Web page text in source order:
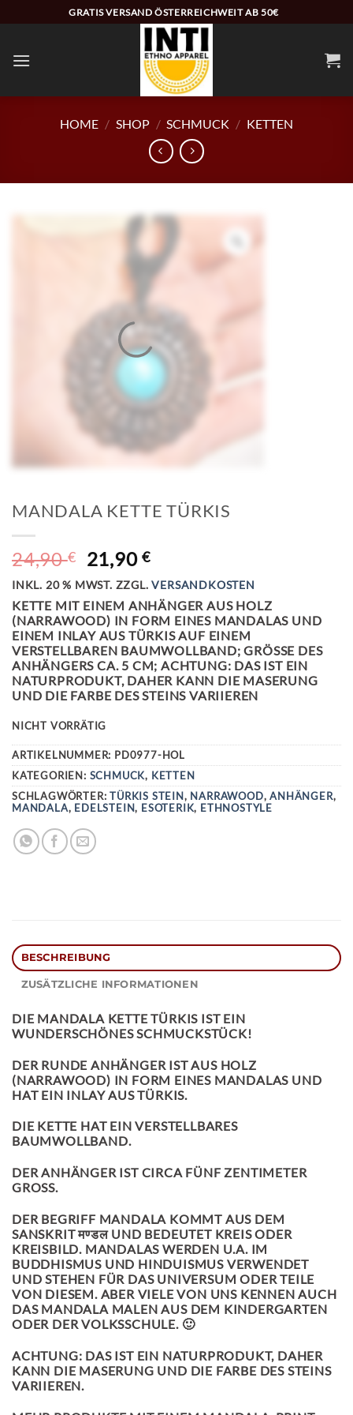
Inhalt
GRATIS VERSAND ÖSTERREICHWEIT AB 50€
HOME / SHOP / SCHMUCK / KETTEN
MANDALA KETTE TÜRKIS
24,90€
URSPRÜNGLICHER
PREIS
WAR:
24,90 €
21,90€AKTUELLER
PREIS
IST:
21,90 €.
INKL. 20 % MWST. ZZGL.VERSANDKOSTEN
KETTE MIT EINEM ANHÄNGER AUS HOLZ
(NARRAWOOD) IN FORM EINES MANDALAS UND
EINEM INLAY AUS TÜRKIS AUF EINEM
VERSTELLBAREN BAUMWOLLBAND; GRÖSSE DES A
NHÄNGERS CA. 5 CM; ACHTUNG: DAS IST EIN N
ATURPRODUKT, DAHER KANN DIE MASERUNG U
ND DIE FARBE DES STEINS VARIIEREN
NICHT VORRÄTIG
ARTIKELNUMMER: PD0977-HOL
KATEGORIEN: SCHMUCK, KETTEN
SCHLAGWÖRTER:TÜRKIS STEIN, NARRAWOOD,ANHÄNGER,
MANDALA, EDELSTEIN, ESOTERIK, ETHNOSTYLE
BESCHREIBUNG
ZUSÄTZLICHE INFORMATIONEN
DIE MANDALA KETTE TÜRKIS IST EIN
WUNDERSCHÖNES SCHMUCKSTÜCK!
DER RUNDE ANHÄNGER IST AUS HOLZ
(NARRAWOOD) IN FORM EINES MANDALAS UND
HAT EIN INLAY AUS TÜRKIS.
DIE KETTE HAT EIN VERSTELLBARES
BAUMWOLLBAND.
DER ANHÄNGER IST CIRCA FÜNF ZENTIMETER
GROSS.
DER BEGRIFF MANDALA KOMMT AUS DEM
SANSKRIT मण्डल UND BEDEUTET KREIS ODER
KREISBILD. MANDALAS WERDEN U.A. IM
BUDDHISMUS UND HINDUISMUS VERWENDET
UND STEHEN FÜR DAS UNIVERSUM ODER TEILE
VON DIESEM. ABER VIELE VON UNS KENNEN AUCH
DAS MANDALA MALEN AUS DEM KINDERGARTEN
ODER DER VOLKSSCHULE. 🙂
ACHTUNG: DAS IST EIN NATURPRODUKT, DAHER
KANN DIE MASERUNG UND DIE FARBE DES STEINS
VARIIEREN.